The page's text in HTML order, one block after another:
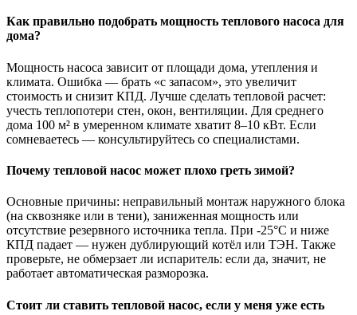
Как правильно подобрать мощность теплового насоса для
дома?
Мощность насоса зависит от площади дома, утепления и
климата. Ошибка — брать «с запасом», это увеличит
стоимость и снизит КПД. Лучше сделать тепловой расчет:
учесть теплопотери стен, окон, вентиляции. Для среднего
дома 100 м² в умеренном климате хватит 8–10 кВт. Если
сомневаетесь — консультируйтесь со специалистами.
Почему тепловой насос может плохо греть зимой?
Основные причины: неправильный монтаж наружного блока
(на сквозняке или в тени), заниженная мощность или
отсутствие резервного источника тепла. При -25°C и ниже
КПД падает — нужен дублирующий котёл или ТЭН. Также
проверьте, не обмерзает ли испаритель: если да, значит, не
работает автоматическая разморозка.
Стоит ли ставить тепловой насос, если у меня уже есть